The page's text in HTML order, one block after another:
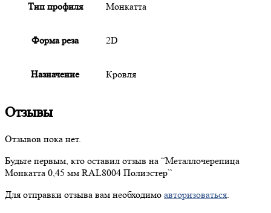
Тип профиля Монкатта
Форма реза 2D
Назначение Кровля
Отзывы
Отзывов пока нет.
Будьте первым, кто оставил отзыв на “Металлочерепица
Монкатта 0,45 мм RAL8004 Полиэстер”
Для отправки отзыва вам необходимо авторизоваться